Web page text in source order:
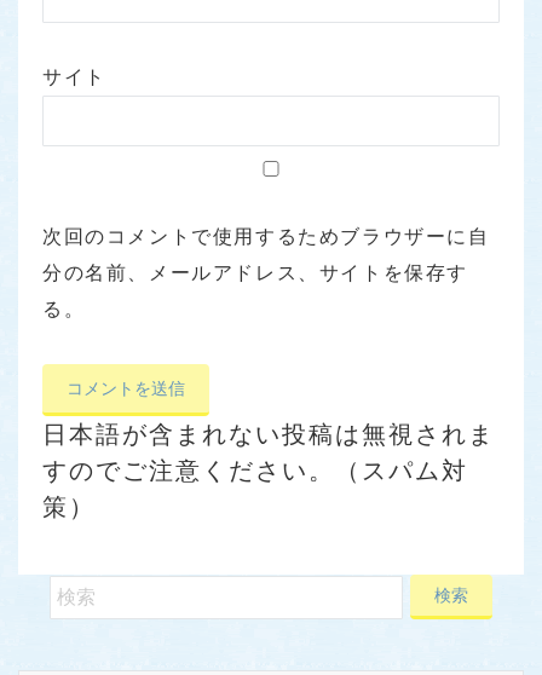
サイト
次回のコメントで使用するためブラウザーに自
分の名前、メールアドレス、サイトを保存す
る。
日本語が含まれない投稿は無視されま
すのでご注意ください。（スパム対
策）